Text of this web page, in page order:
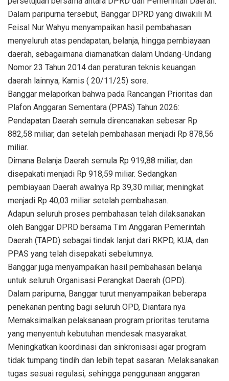
Dalam paripurna tersebut, Banggar DPRD yang diwakili M.
Feisal Nur Wahyu menyampaikan hasil pembahasan
menyeluruh atas pendapatan, belanja, hingga pembiayaan
daerah, sebagaimana diamanatkan dalam Undang-Undang
Nomor 23 Tahun 2014 dan peraturan teknis keuangan
daerah lainnya, Kamis ( 20/11/25) sore.
Banggar melaporkan bahwa pada Rancangan Prioritas dan
Plafon Anggaran Sementara (PPAS) Tahun 2026:
Pendapatan Daerah semula direncanakan sebesar Rp
882,58 miliar, dan setelah pembahasan menjadi Rp 878,56
miliar.
Dimana Belanja Daerah semula Rp 919,88 miliar, dan
disepakati menjadi Rp 918,59 miliar. Sedangkan
pembiayaan Daerah awalnya Rp 39,30 miliar, meningkat
menjadi Rp 40,03 miliar setelah pembahasan.
Adapun seluruh proses pembahasan telah dilaksanakan
oleh Banggar DPRD bersama Tim Anggaran Pemerintah
Daerah (TAPD) sebagai tindak lanjut dari RKPD, KUA, dan
PPAS yang telah disepakati sebelumnya.
Banggar juga menyampaikan hasil pembahasan belanja
untuk seluruh Organisasi Perangkat Daerah (OPD).
Dalam paripurna, Banggar turut menyampaikan beberapa
penekanan penting bagi seluruh OPD, Diantara nya
Memaksimalkan pelaksanaan program prioritas terutama
yang menyentuh kebutuhan mendesak masyarakat.
Meningkatkan koordinasi dan sinkronisasi agar program
tidak tumpang tindih dan lebih tepat sasaran. Melaksanakan
tugas sesuai regulasi, sehingga penggunaan anggaran